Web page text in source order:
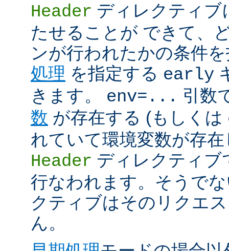
Header ディレクティブ
たせることが できて、
ンが行われたかの条件
処理 を指定する early
きます。 env=... 引数
数 が存在する (もしくは
れていて環境変数が存
Header ディレクティブ
行なわれます。そうで
クティブはそのリクエ
ん。